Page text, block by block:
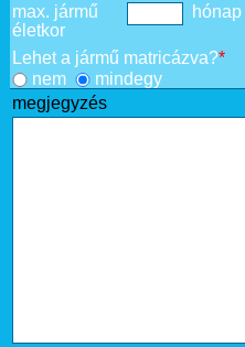
max. jármű
életkor
hónap
Lehet a jármű matricázva?*
nem
mindegy
megjegyzés